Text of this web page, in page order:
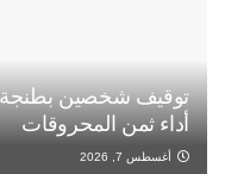
توقيف شخصين بطنجة
أداء ثمن المحروقات
أغسطس 7, 2026